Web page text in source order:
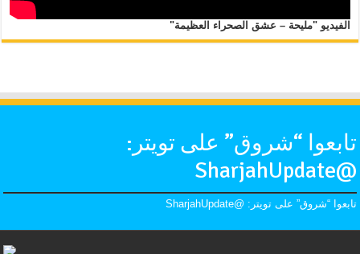
الفيديو "مليحة – عشق الصحراء العظيمة"
تابعوا “شروق” على تويتر:
@SharjahUpdate
تابعوا “شروق” على تويتر: @SharjahUpdate